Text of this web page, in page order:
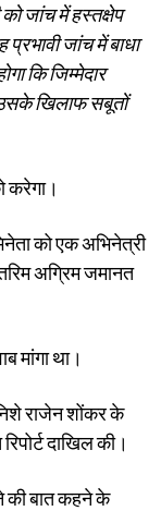
जांच में हस्तक्षेप
जांच में बाधा
कि जिम्मेदार
खिलाफ सबूतों
करेगा।
को एक अभिनेत्री
अग्रिम जमानत
मांगा था।
राजेन शोंकर के
दाखिल की।
की बात कहने के